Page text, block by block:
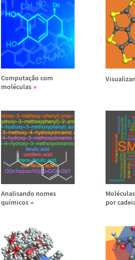
Computação com
moléculas
Analisando nomes
químicos
Molé
por